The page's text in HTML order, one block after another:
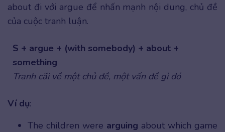
about đi với argue để nhấn mạnh nội dung, chủ đề
của cuộc tranh luận.
S + argue + (with somebody) + about +
something
Tranh cãi về một chủ đề, một vấn đề gì đó
Ví dụ:
The children were arguing about which game